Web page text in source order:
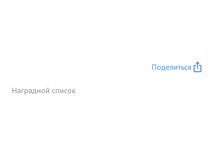
Поделиться
Наградной список